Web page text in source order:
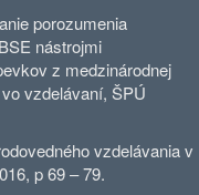
porozumenia
nástrojmi
z medzinárodnej
vzdelávaní, ŠPÚ
vzdelávania v
p 69 – 79.